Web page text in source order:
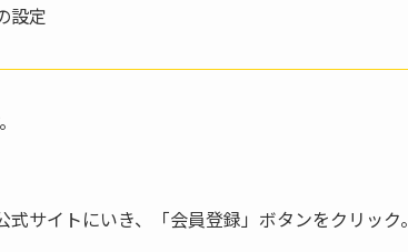
設定
サイトにいき、「会員登録」ボタンをクリック。